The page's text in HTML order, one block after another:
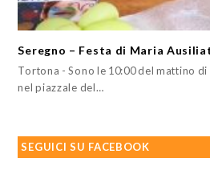
Seregno – Festa di Maria
Tortona - Sono le 10:00 del mattino
nel piazzale del…
SEGUICI SU FACEBOOK